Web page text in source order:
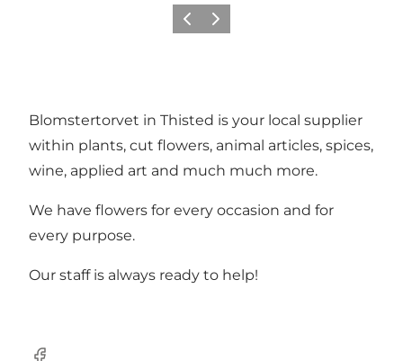
ZurückWeiter
Blomstertorvet in Thisted is your local supplier
within plants, cut flowers, animal articles, spices,
wine, applied art and much much more.
We have flowers for every occasion and for
every purpose.
Our staff is always ready to help!